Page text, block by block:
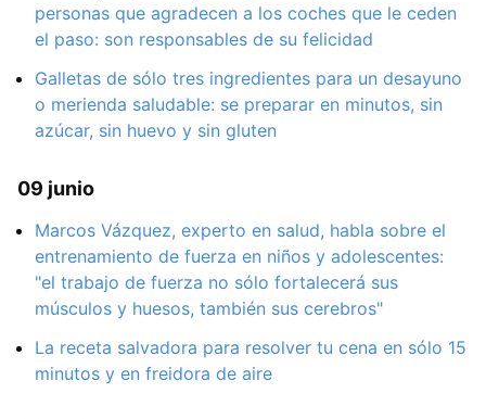
personas que agradecen a los coches que le ceden
el paso: son responsables de su felicidad
Galletas de sólo tres ingredientes para un desayuno
o merienda saludable: se preparar en minutos, sin
azúcar, sin huevo y sin gluten
09 junio
Marcos Vázquez, experto en salud, habla sobre el
entrenamiento de fuerza en niños y adolescentes:
"el trabajo de fuerza no sólo fortalecerá sus
músculos y huesos, también sus cerebros"
La receta salvadora para resolver tu cena en sólo 15
minutos y en freidora de aire